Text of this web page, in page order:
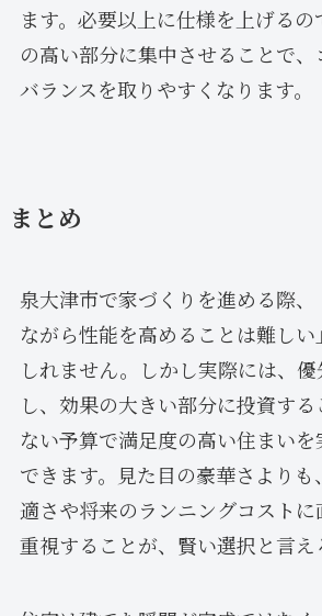
ます。必要以上に仕様を上げる
の高い部分に集中させることで
バランスを取りやすくなります。
まとめ
泉大津市で家づくりを進める際
ながら性能を高めることは難しい
しれません。しかし実際には、
し、効果の大きい部分に投資す
ない予算で満足度の高い住まい
できます。見た目の豪華さより
適さや将来のランニングコスト
重視することが、賢い選択と言え